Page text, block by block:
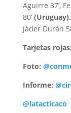
Aguirre 37’,
80’ (Uruguay).
Jáder Durán
Tarjetas rojas:
Foto:
Informe:
@latacticaco